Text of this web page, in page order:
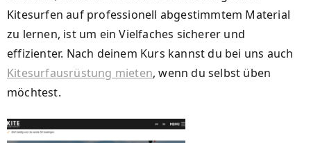
Kitesurfen auf professionell abgestimmtem Material
zu lernen, ist um ein Vielfaches sicherer und
effizienter. Nach deinem Kurs kannst du bei uns auch
Kitesurfausrüstung mieten, wenn du selbst üben
möchtest.